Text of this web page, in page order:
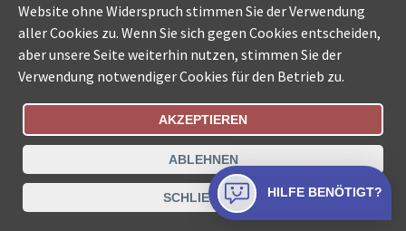
Bestellungsstatus Ämtersuche der Schweiz
Datenschutz Impressum Nutzungsbestimmungen
Kontakt
Website ohne Widerspruch stimmen Sie der Verwendung
aller Cookies zu. Wenn Sie sich gegen Cookies entscheiden,
aber unsere Seite weiterhin nutzen, stimmen Sie der
Verwendung notwendiger Cookies für den Betrieb zu.
AKZEPTIEREN
ABLEHNEN
SCHLIESSEN HILFE BENÖTIGT?